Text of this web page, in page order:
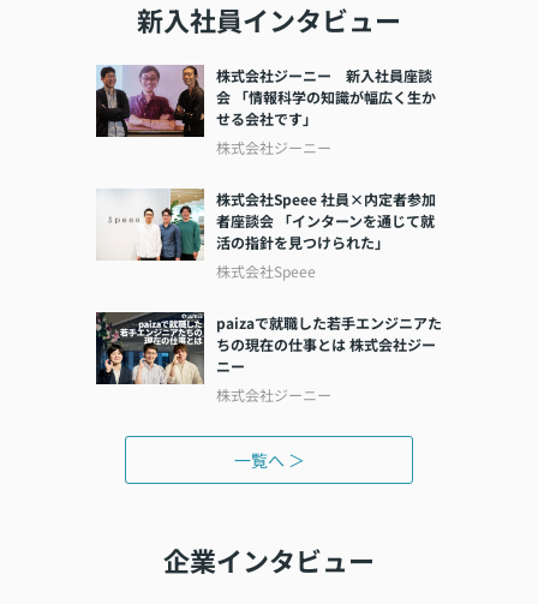
新入社員インタビュー
株式会社ジーニー 新入社員座談
会 「情報科学の知識が幅広く生か
せる会社です」
株式会社ジーニー
株式会社Speee 社員×内定者参加
者座談会 「インターンを通じて就
活の指針を見つけられた」
株式会社Speee
paizaで就職した若手エンジニアた
ちの現在の仕事とは 株式会社ジー
ニー
株式会社ジーニー
一覧へ ＞
企業インタビュー